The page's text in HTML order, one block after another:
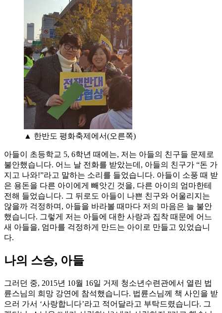
▲ 한반도 평화축제에서(오른쪽)
아들이 초등학교 5, 6학년 때에는, 저는 아들의 친구들 문제로
불안했습니다. 어느 날 전화를 받았는데, 아들의 친구가 “돈 가
지고 나와!”라고 말하는 소리를 들었습니다. 아들이 소풍 때 받
은 용돈을 다른 아이에게 빼앗긴 것을, 다른 아이의 엄마한테
전해 들었습니다. 그 뒤로도 아들이 나쁜 친구와 어울리지는
않을까 걱정하며, 아들을 바라볼 때마다 저의 마음은 늘 불안
했습니다. 그렇게 저는 아들에 대한 사랑과 집착 때문에 어느
새 아들을, 엄마를 걱정하게 만드는 아이로 만들고 있었습니
다.
나의 스승, 아들
그러던 중, 2015년 10월 16일 거제 청소년수련관에서 열린 법
륜스님의 희망 강연에 참석했습니다. 법륜스님께 책 사인을 받
으러 가서 ‘사랑합니다’라고 적어달라고 부탁드렸습니다. 그